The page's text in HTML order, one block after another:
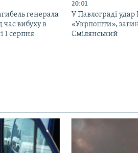
генерала
час вибуху в
1 серпня
20:01
У Павлограді
«Укрпошти»,
Смілянський